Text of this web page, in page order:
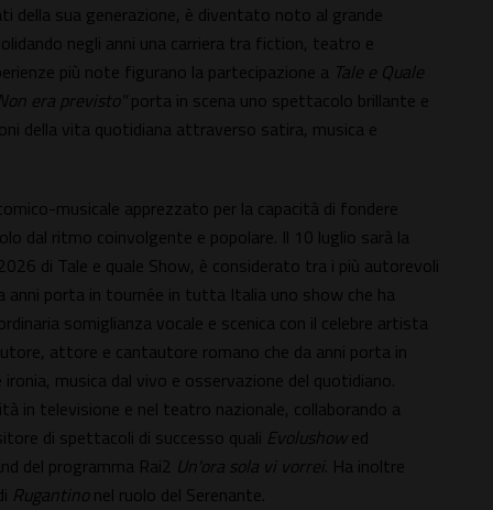
sua generazione, è diventato noto al grande
negli anni una carriera tra fiction, teatro e
più note figurano la partecipazione a Tale e Quale
era previsto" porta in scena uno spettacolo brillante e
della vita quotidiana attraverso satira, musica e
musicale apprezzato per la capacità di fondere
dal ritmo coinvolgente e popolare. Il 10 luglio sarà la
di Tale e quale Show, è considerato tra i più autorevoli
porta in tournée in tutta Italia uno show che ha
somiglianza vocale e scenica con il celebre artista
attore e cantautore romano che da anni porta in
musica dal vivo e osservazione del quotidiano.
in televisione e nel teatro nazionale, collaborando a
di spettacoli di successo quali Evolushowed
del programma Rai2 Un'ora sola vi vorrei. Ha inoltre
Rugantino nel ruolo del Serenante.